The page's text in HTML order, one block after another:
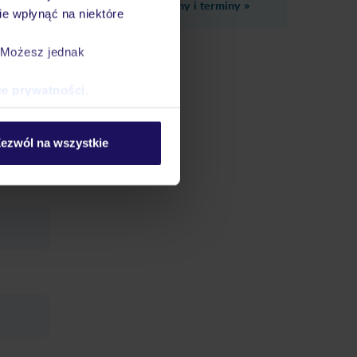
wpłynąć na niektóre
jednak
prywatności
na wszystkie
Zobacz inne ceny i terminy »